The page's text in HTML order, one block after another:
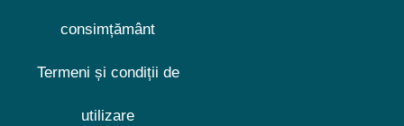
consimțământ
Termeni și condiții de
utilizare